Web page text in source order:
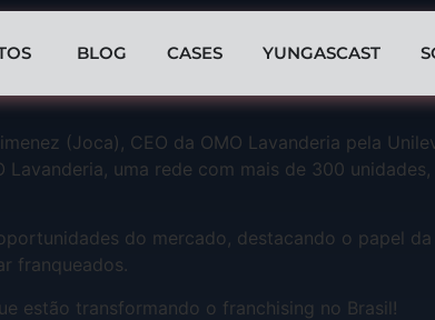
BLOG CASES YUNGASCAST
(Joca), CEO da OMO Lavanderia pela
uma rede com mais de 300
do mercado, destacando o papel
franqueados.
estão transformando o franchising no Brasil!